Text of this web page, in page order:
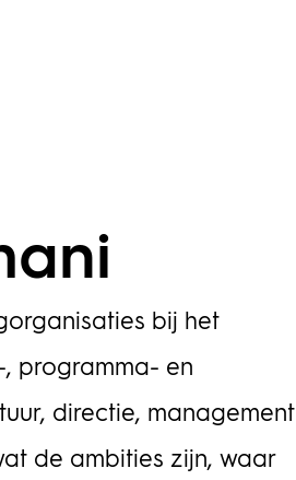
bij het
programma- en
directie, management
de ambities zijn, waar